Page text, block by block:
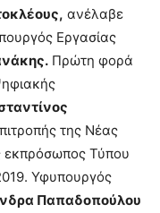
ανέλαβε
Εργασίας
Πρώτη φορά
της Νέας
Τύπου
Υφυπουργός
Παπαδοπούλου